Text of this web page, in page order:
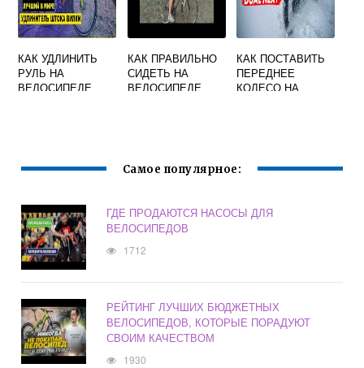
КАК УДЛИНИТЬ
РУЛЬ НА
ВЕЛОСИПЕДЕ
КАК ПРАВИЛЬНО
СИДЕТЬ НА
ВЕЛОСИПЕДЕ
КАК ПОСТАВИТЬ
ПЕРЕДНЕЕ
КОЛЕСО НА
Самое популярное:
ГДЕ ПРОДАЮТСЯ НАСОСЫ ДЛЯ
ВЕЛОСИПЕДОВ
1712
РЕЙТИНГ ЛУЧШИХ БЮДЖЕТНЫХ
ВЕЛОСИПЕДОВ, КОТОРЫЕ ПОРАДУЮТ
СВОИМ КАЧЕСТВОМ
1930